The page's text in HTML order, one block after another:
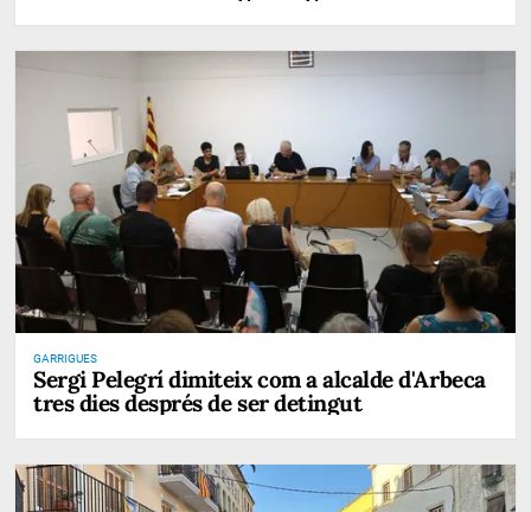
GARRIGUES
Sergi Pelegrí dimiteix com a alcalde d'Arbeca
tres dies després de ser detingut